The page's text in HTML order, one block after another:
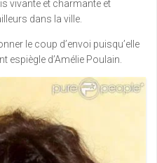
vivante et charmante et
dans la ville.
le coup d’envoi puisqu’elle
espiègle d’Amélie Poulain.